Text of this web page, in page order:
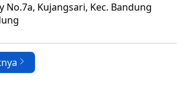
No.7a, Kujangsari, Kec. Bandung